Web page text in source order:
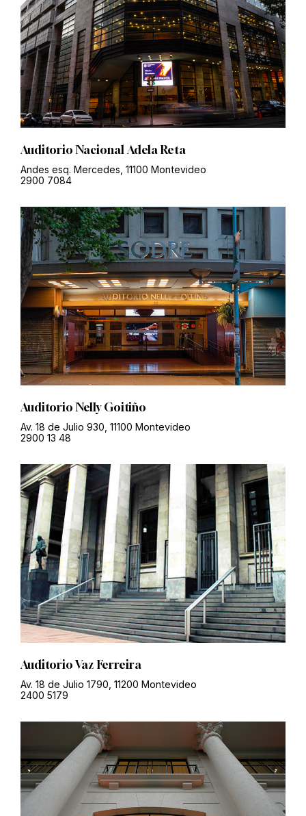
Auditorio Nacional Adela Reta
Andes esq. Mercedes, 11100 Montevideo
2900 7084
Auditorio Nelly Goitiño
Av. 18 de Julio 930, 11100 Montevideo
2900 13 48
Auditorio Vaz Ferreira
Av. 18 de Julio 1790, 11200 Montevideo
2400 5179